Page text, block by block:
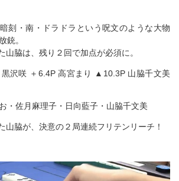
刻・南・ドラドラという呪文のような大物
銃。
山脇は、残り２回で加点が必須に。
黒沢咲 ＋6.4P 高宮まり ▲10.3P 山脇千文美
佐月麻理子・日向藍子・山脇千文美
山脇が、決意の２局連続フリテンリーチ！